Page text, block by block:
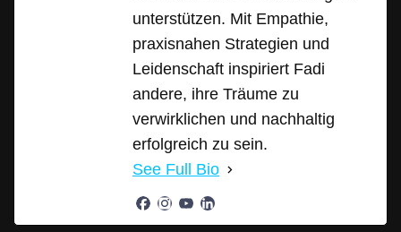
unterstützen. Mit Empathie,
praxisnahen Strategien und
Leidenschaft inspiriert Fadi
andere, ihre Träume zu
verwirklichen und nachhaltig
erfolgreich zu sein.
See Full Bio